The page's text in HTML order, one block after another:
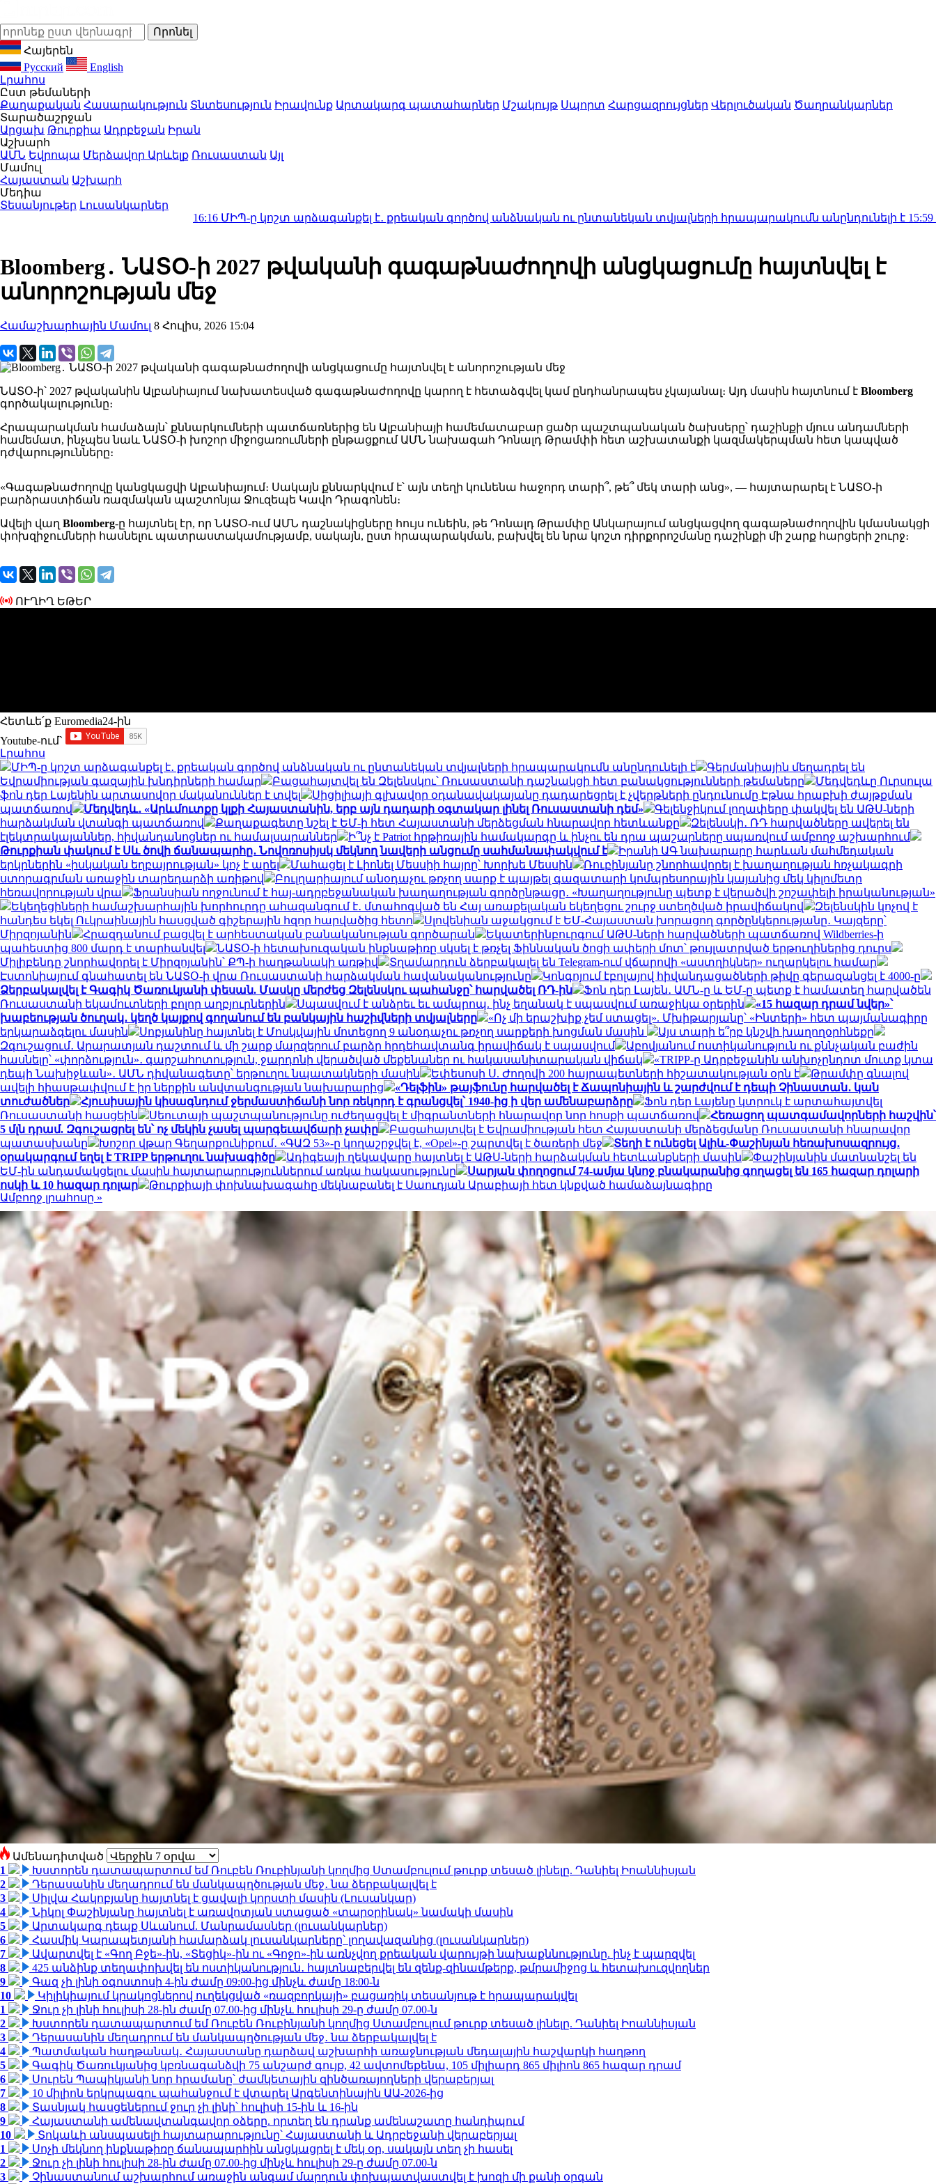
Հայերեն
Русский
English
Լրահոս
Ըստ թեմաների
Քաղաքական Հասարակություն Տնտեսություն Իրավունք Արտակարգ պատահարներ Մշակույթ Սպորտ Հարցազրույցներ Վերլուծական Ծաղրանկարներ
Տարածաշրջան
Արցախ Թուրքիա Ադրբեջան Իրան
Աշխարհ
ԱՄՆ Եվրոպա Մերձավոր Արևելք Ռուսաստան Այլ
Մամուլ
Հայաստան Աշխարհ
Մեդիա
Տեսանյութեր Լուսանկարներ
ՄԻՊ-ը կոշտ արձագանքել է․ քրեական գործով անձնական ու ընտանեկան տվյալների հրապարակումն անընդունելի է15:59Մեդվեդև․
Bloomberg․ ՆԱՏՕ-ի 2027 թվականի գագաթնաժողովի անցկացումը հայտնվել է
անորոշության մեջ
Համաշխարհային Մամուլ 8 Հուլիս, 2026 15:04
ՆԱՏՕ-ի՝ 2027 թվականին Ալբանիայում նախատեսված գագաթնաժողովը կարող է հետաձգվել կամ ընդհանրապես չկայանալ։ Այդ մասին հայտնում է Bloomberg
գործակալությունը։
Հրապարակման համաձայն՝ քննարկումների պատճառներից են Ալբանիայի համեմատաբար ցածր պաշտպանական ծախսերը՝ դաշինքի մյուս անդամների
համեմատ, ինչպես նաև ՆԱՏՕ-ի խոշոր միջոցառումների ընթացքում ԱՄՆ նախագահ Դոնալդ Թրամփի հետ աշխատանքի կազմակերպման հետ կապված
դժվարությունները։
«Գագաթնաժողովը կանցկացվի Ալբանիայում։ Սակայն քննարկվում է՝ այն տեղի կունենա հաջորդ տարի՞, թե՞ մեկ տարի անց», — հայտարարել է ՆԱՏՕ-ի
բարձրաստիճան ռազմական պաշտոնյա Ջուզեպե Կավո Դրագոնեն։
Ավելի վաղ Bloomberg-ը հայտնել էր, որ ՆԱՏՕ-ում ԱՄՆ դաշնակիցները հույս ունեին, թե Դոնալդ Թրամփը Անկարայում անցկացվող գագաթնաժողովին կմասնակցի
փոխզիջումների հասնելու պատրաստակամությամբ, սակայն, ըստ հրապարակման, բախվել են նրա կոշտ դիրքորոշմանը դաշինքի մի շարք հարցերի շուրջ։
ՈՒՂԻՂ ԵԹԵՐ
Հետևե՛ք Euromedia24-ին
Youtube-ում`
Լրահոս
ՄԻՊ-ը կոշտ արձագանքել է․ քրեական գործով անձնական ու ընտանեկան տվյալների հրապարակումն անընդունելի է
Գերմանիային մեղադրել են
Եվրամիության գազային խնդիրների համար
Բացահայտվել են Զելենսկու՝ Ռուսաստանի դաշնակցի հետ բանակցությունների թեմաները
Մեդվեդևը Ուրսուլա
ֆոն դեր Լայենին արտասովոր մականուններ է տվել
Սիցիլիայի գլխավոր օդանավակայանը դադարեցրել է չվերթների ընդունումը Էթնա հրաբխի ժայթքման
պատճառով
Մեդվեդև․ «Արևմուտքը կլքի Հայաստանին, երբ այն դադարի օգտակար լինել Ռուսաստանի դեմ»
Գելենջիկում լողափերը փակվել են ԱԹՍ-ների
հարձակման վտանգի պատճառով
Քաղաքագետը նշել է ԵՄ-ի հետ Հայաստանի մերձեցման հնարավոր հետևանքը
Զելենսկի․ ՌԴ հարվածները ավերել են
էլեկտրակայաններ, հիվանդանոցներ ու համալսարաններ
Ի՞նչ է Patriot հրթիռային համակարգը և ինչու են դրա պաշարները սպառվում ամբողջ աշխարհում
Թուրքիան փակում է Սև ծովի ճանապարհը․ Նովոռոսիյսկ մեկնող նավերի անցումը սահմանափակվում է
Իրանի ԱԳ նախարարը հարևան մահմեդական
երկրներին «իսկական եղբայրության» կոչ է արել
Մահացել է Լիոնել Մեսսիի հայրը՝ Խորխե Մեսսին
Ռուբինյանը շնորհավորել է խաղաղության հռչակագրի
ստորագրման առաջին տարեդարձի առիթով
Բուլղարիայում անօդաչու թռչող սարք է պայթել գազատարի կոմպրեսորային կայանից մեկ կիլոմետր
հեռավորության վրա
Ֆրանսիան ողջունում է հայ-ադրբեջանական խաղաղության գործընթացը․ «Խաղաղությունը պետք է վերածվի շոշափելի իրականության»
Եկեղեցիների համաշխարհային խորհուրդը ահազանգում է․ մտահոգված են Հայ առաքելական եկեղեցու շուրջ ստեղծված իրավիճակով
Զելենսկին կոչով է
հանդես եկել Ուկրաինային հասցված գիշերային հզոր հարվածից հետո
Սլովենիան աջակցում է ԵՄ-Հայաստան խորացող գործընկերությանը․ Կայզերը՝
Միրզոյանին
Հրազդանում բացվել է արհեստական բանականության գործարան
Եկատերինբուրգում ԱԹՍ-ների հարվածների պատճառով Wildberries-ի
պահեստից 800 մարդ է տարհանվել
ՆԱՏՕ-ի հետախուզական ինքնաթիռը սկսել է թռչել Ֆիննական ծոցի ափերի մոտ՝ թույլատրված երթուղիներից դուրս
Միլիբենդը շնորհավորել է Միրզոյանին՝ ՔՊ-ի հաղթանակի առթիվ
Տղամարդուն ձերբակալել են Telegram-ում վճարովի «աստղիկներ» ուղարկելու համար
Էստոնիայում գնահատել են ՆԱՏՕ-ի վրա Ռուսաստանի հարձակման հավանականությունը
Կոնգոյում էբոլայով հիվանդացածների թիվը գերազանցել է 4000-ը
Ձերբակալվել է Գագիկ Ծառուկյանի փեսան. Մասկը մերժեց Զելենսկու պահանջը՝ հարվածել ՌԴ-ին
Ֆոն դեր Լայեն․ ԱՄՆ-ը և ԵՄ-ը պետք է համատեղ հարվածեն
Ռուսաստանի եկամուտների բոլոր աղբյուրներին
Սպասվում է անձրեւ եւ ամպրոպ. ինչ եղանակ է սպասվում առաջիկա օրերին
«15 հազար դրամ նվեր»՝
խաբեության ծուղակ․ կեղծ կայքով գողանում են բանկային հաշիվների տվյալները
«Ոչ մի երաշխիք չեմ ստացել». Մխիթարյանը՝ «Ինտերի» հետ պայմանագիրը
երկարաձգելու մասին
Սոբյանինը հայտնել է Մոսկվային մոտեցող 9 անօդաչու թռչող սարքերի խոցման մասին
Այս տարի ե՞րբ կնշվի խաղողօրհնեքը
Զգուշացում․ Արարատյան դաշտում և մի շարք մարզերում բարձր հրդեհավտանգ իրավիճակ է սպասվում
Աբովյանում ոստիկանություն ու քննչական բաժին
հասնելը՝ «փորձություն»․ գարշահոտություն, ջարդոնի վերածված մեքենաներ ու հակասանիտարական վիճակ
«TRIPP-ը Ադրբեջանին անխոչընդոտ մուտք կտա
դեպի Նախիջևան»․ ԱՄՆ դիվանագետը՝ երթուղու նպատակների մասին
Եփեսոսի Ս. Ժողովի 200 հայրապետների հիշատակության օրն է
Թրամփը գնալով
ավելի հիասթափվում է իր ներքին անվտանգության նախարարից
«Դելֆին» թայֆունը հարվածել է Ճապոնիային և շարժվում է դեպի Չինաստան․ կան
տուժածներ
Հյուսիսային կիսագնդում ջերմաստիճանի նոր ռեկորդ է գրանցվել՝ 1940-ից ի վեր ամենաբարձրը
Ֆոն դեր Լայենը կտրուկ է արտահայտվել
Ռուսաստանի հասցեին
Սեուտայի ​​պաշտպանությունը ուժեղացվել է միգրանտների հնարավոր նոր հոսքի պատճառով
Հեռացող պատգամավորների հաշվին՝
5 մլն դրամ. Զգուշացրել են՝ ոչ մեկին չասել պարգեւավճարի չափը
Բացահայտվել է Եվրամիության հետ Հայաստանի մերձեցմանը Ռուսաստանի հնարավոր
պատասխանը
Խոշոր վթար Գեղարքունիքում․ «ԳԱԶ 53»-ը կողաշրջվել է, «Opel»-ը շպրտվել է ծառերի մեջ
Տեղի է ունեցել Ալիև-Փաշինյան հեռախոսազրույց․
օրակարգում եղել է TRIPP երթուղու նախագիծը
Ադիգեայի ղեկավարը հայտնել է ԱԹՍ-ների հարձակման հետևանքների մասին
Փաշինյանին մատնանշել են
ԵՄ-ին անդամակցելու մասին հայտարարություններում առկա հակասությունը
Սարյան փողոցում 74-ամյա կնոջ բնակարանից գողացել են 165 հազար դոլարի
ոսկի և 10 հազար դոլար
Թուրքիայի փոխնախագահը մեկնաբանել է Սաուդյան Արաբիայի հետ կնքված համաձայնագիրը
Ամբողջ լրահոսը »
Ամենադիտված
1
Խստորեն դատապարտում եմ Ռուբեն Ռուբինյանի կողմից Ստամբուլում թուրք տեսած լինելը. Դանիել Իոաննիսյան
2
Դերասանին մեղադրում են մանկապղծության մեջ․ նա ձերբակալվել է
3
Սիլվա Հակոբյանը հայտնել է ցավալի կորստի մասին (Լուսանկար)
4
Նիկոլ Փաշինյանը հայտնել է առավոտյան ստացած «տարօրինակ» նամակի մասին
5
Արտակարգ դեպք Սևանում. Մանրամասներ (լուսանկարներ)
6
Հասմիկ Կարապետյանի համարձակ լուսանկարները՝ լողավազանից (լուսանկարներ)
7
Ավարտվել է «Գող Բջե»-ին, «Տեցիկ»-ին ու «Գոջո»-ին առնչվող քրեական վարույթի նախաքննությունը. ինչ է պարզվել
8
425 անձինք տեղափոխվել են ոստիկանություն․ հայտնաբերվել են զենք-զինամթերք, թմրամիջոց և հետախուզվողներ
9
Գազ չի լինի օգոստոսի 4-ին ժամը 09:00-ից մինչև ժամը 18:00-ն
10
Կիլիկիայում կրակոցներով ուղեկցված «ռազբորկայի» բացառիկ տեսանյութ է հրապարակվել
1
Ջուր չի լինի հուլիսի 28-ին ժամը 07.00-ից մինչև հուլիսի 29-ը ժամը 07.00-ն
2
Խստորեն դատապարտում եմ Ռուբեն Ռուբինյանի կողմից Ստամբուլում թուրք տեսած լինելը. Դանիել Իոաննիսյան
3
Դերասանին մեղադրում են մանկապղծության մեջ․ նա ձերբակալվել է
4
Պատմական հաղթանակ․ Հայաստանը դարձավ աշխարհի առաջնության մեդալային հաշվարկի հաղթող
5
Գագիկ Ծառուկյանից կբռնագանձվի 75 անշարժ գույք, 42 ավտոմեքենա, 105 միլիարդ 865 միլիոն 865 հազար դրամ
6
Սուրեն Պապիկյանի նոր հրամանը՝ ժամկետային զինծառայողների վերաբերյալ
7
10 միլիոն երկրպագու պահանջում է վտարել Արգենտինային ԱԱ-2026-ից
8
Տասնյակ հասցեներում ջուր չի լինի՝ հուլիսի 15-ին և 16-ին
9
Հայաստանի ամենավտանգավոր օձերը. որտեղ են դրանք ամենաշատը հանդիպում
10
Տոկաևի անսպասելի հայտարարությունը՝ Հայաստանի և Ադրբեջանի վերաբերյալ
1
Սոչի մեկնող ինքնաթիռը ճանապարհին անցկացրել է մեկ օր, սակայն տեղ չի հասել
2
Ջուր չի լինի հուլիսի 28-ին ժամը 07.00-ից մինչև հուլիսի 29-ը ժամը 07.00-ն
3
Չինաստանում աշխարհում առաջին անգամ մարդուն փոխպատվաստվել է խոզի մի քանի օրգան